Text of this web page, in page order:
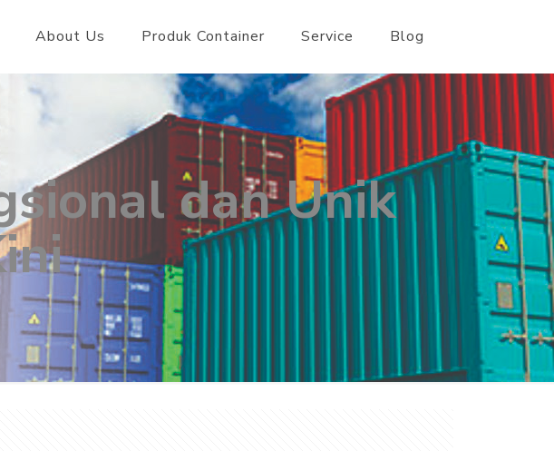
About Us Produk Container Service Blog
dan Unik